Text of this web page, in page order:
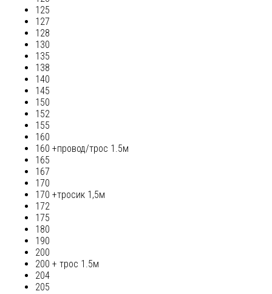
125
127
128
130
135
138
140
145
150
152
155
160
160 +провод/трос 1.5м
165
167
170
170 +тросик 1,5м
172
175
180
190
200
200 + трос 1.5м
204
205